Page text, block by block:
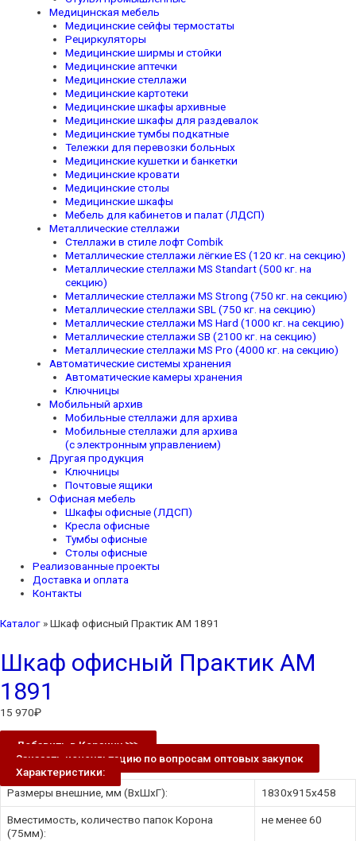
Медицинская мебель
Медицинские сейфы термостаты
Рециркуляторы
Медицинские ширмы и стойки
Медицинские аптечки
Медицинские стеллажи
Медицинские картотеки
Медицинские шкафы архивные
Медицинские шкафы для раздевалок
Медицинские тумбы подкатные
Тележки для перевозки больных
Медицинские кушетки и банкетки
Медицинские кровати
Медицинские столы
Медицинские шкафы
Мебель для кабинетов и палат (ЛДСП)
Металлические стеллажи
Стеллажи в стиле лофт Combik
Металлические стеллажи лёгкие ES (120 кг. на секцию)
Металлические стеллажи MS Standart (500 кг. на
секцию)
Металлические стеллажи MS Strong (750 кг. на секцию)
Металлические стеллажи SBL (750 кг. на секцию)
Металлические стеллажи MS Hard (1000 кг. на секцию)
Металлические стеллажи SB (2100 кг. на секцию)
Металлические стеллажи MS Pro (4000 кг. на секцию)
Автоматические системы хранения
Автоматические камеры хранения
Ключницы
Мобильный архив
Мобильные стеллажи для архива
Мобильные стеллажи для архива
(с электронным управлением)
Другая продукция
Ключницы
Почтовые ящики
Офисная мебель
Шкафы офисные (ЛДСП)
Кресла офисные
Тумбы офисные
Столы офисные
Реализованные проекты
Доставка и оплата
Контакты
Каталог »Шкаф офисный Практик AM 1891
Шкаф офисный Практик AM
1891
15 970₽
Добавить в Корзину ⋙
Заказать консультацию по вопросам оптовых закупок
Характеристики:
Размеры внешние, мм (ВхШхГ):
1830x915x458
Вместимость, количество папок Корона
(75мм):
не менее 60